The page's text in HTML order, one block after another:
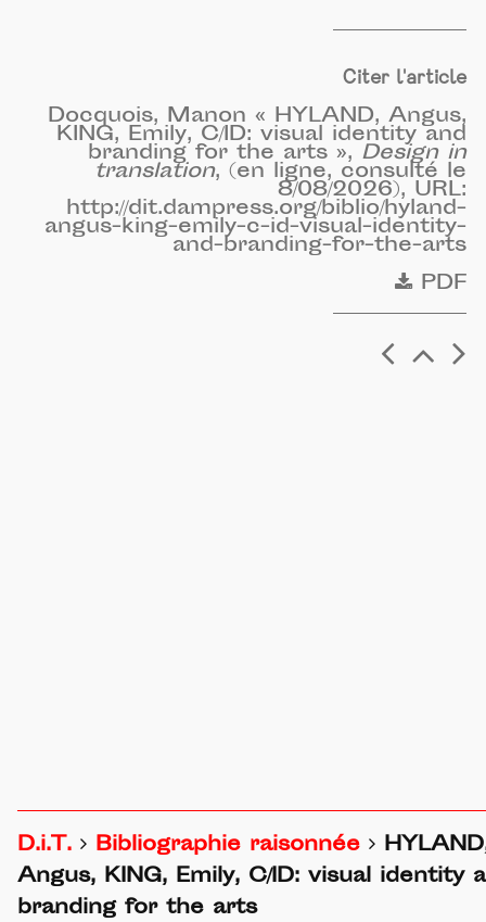
Citer l'article
Docquois, Manon « HYLAND, Angus,
KING, Emily, C/ID: visual identity and
branding for the arts », Design in
translation, (en ligne, consulté le
8/08/2026), URL:
http://dit.dampress.org/biblio/hyland-
angus-king-emily-c-id-visual-identity-
and-branding-for-the-arts
PDF
D.i.T. Bibliographie raisonnée
Angus, KING, Emily, C/ID: visual identity
branding for the arts